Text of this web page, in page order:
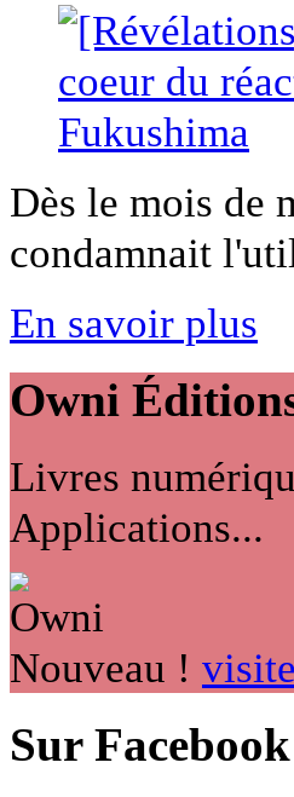
Dès le mois de
condamnait
En savoir plus
Owni
Livres
Applications...
Nouveau !
Sur Facebook